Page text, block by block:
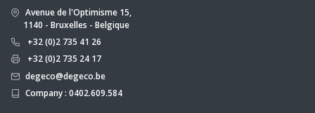
Avenue de l'Optimisme 15,
1140 - Bruxelles - Belgique
+32 (0)2 735 41 26
+32 (0)2 735 24 17
degeco@degeco.be
Company : 0402.609.584